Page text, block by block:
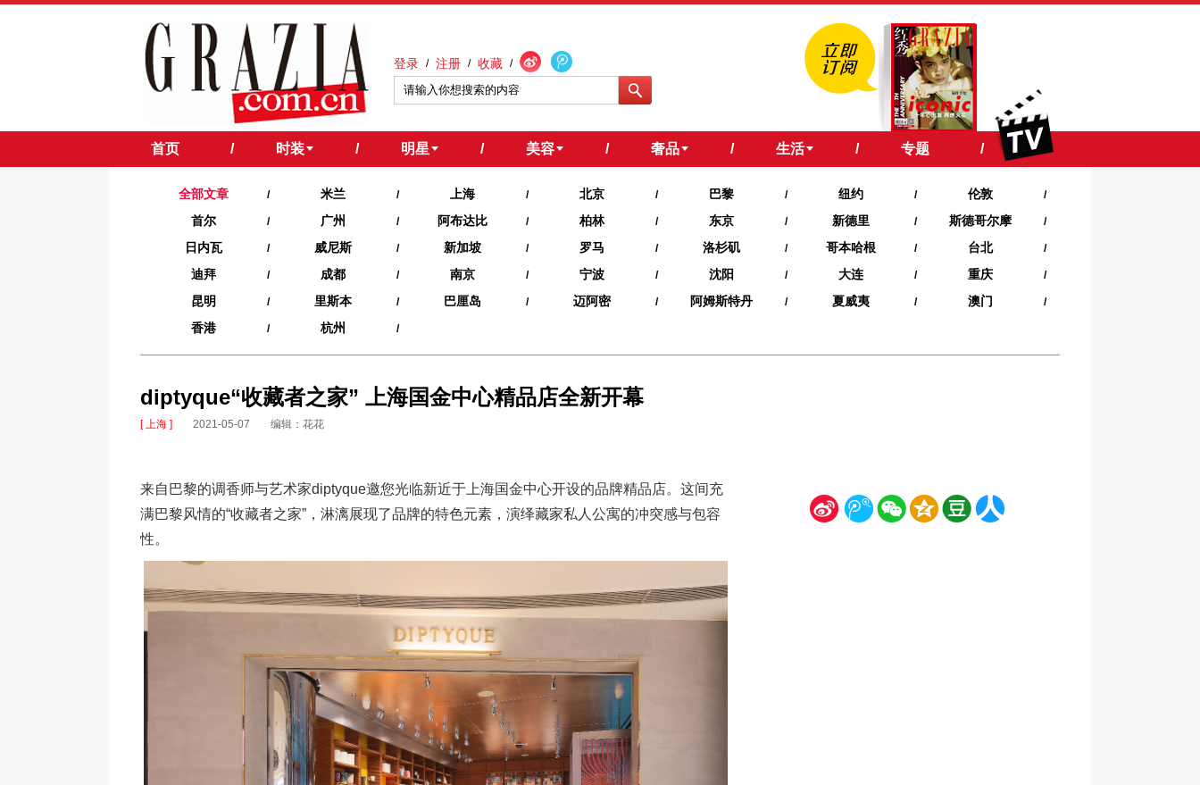
登录 / 注册 / 收藏 /
首页 / 时装 / 明星 / 美容 / 奢品 / 生活 / 专题 /
全部文章 / 米兰 / 上海 / 北京 / 巴黎 / 纽约 / 伦敦 /
首尔 / 广州 / 阿布达比 / 柏林 / 东京 / 新德里 / 斯德哥尔摩 /
日内瓦 / 威尼斯 / 新加坡 / 罗马 / 洛杉矶 / 哥本哈根 / 台北 /
迪拜 / 成都 / 南京 / 宁波 / 沈阳 / 大连 / 重庆 /
昆明 / 里斯本 / 巴厘岛 / 迈阿密 / 阿姆斯特丹 / 夏威夷‍ / 澳门 /
香港 / 杭州 /
diptyque“收藏者之家” 上海国金中心精品店全新开幕
[ 上海 ] 2021-05-07 编辑：花花
来自巴黎的调香师与艺术家diptyque邀您光临新近于上海国金中心开设的品牌精品店。这间充
满巴黎风情的“收藏者之家”，淋漓展现了品牌的特色元素，演绎藏家私人公寓的冲突感与包容
性。
新 腾 微 空 豆